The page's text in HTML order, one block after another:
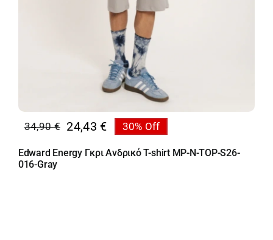
34,90€
Original
price
was:
24,43 €
Η
τρέχουσα
τιμή
30% Off
Edward Energy Γκρι Ανδρικό T-shirt MP-N-TOP-S26-
016-Gray